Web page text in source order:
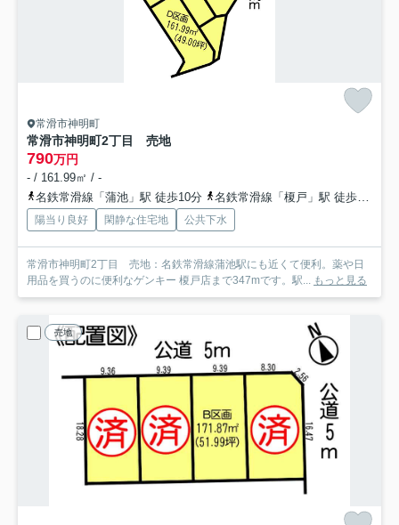
常滑市神明町
常滑市神明町2丁目 売地
790万円
- / 161.99㎡ / -
名鉄常滑線「蒲池」駅 徒歩10分
名鉄常滑線「榎戸」駅 徒歩13分
陽当り良好 閑静な住宅地 公共下水
常滑市神明町2丁目 売地：名鉄常滑線蒲池駅にも近くて便利。薬や日
用品を買うのに便利なゲンキー 榎戸店まで347mです。駅... もっと見る
売地